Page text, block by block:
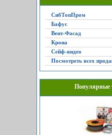
СибТопПром
Бафус
Вент-Фасад
Крона
Сейф-видео
Посмотреть всех
Популярные